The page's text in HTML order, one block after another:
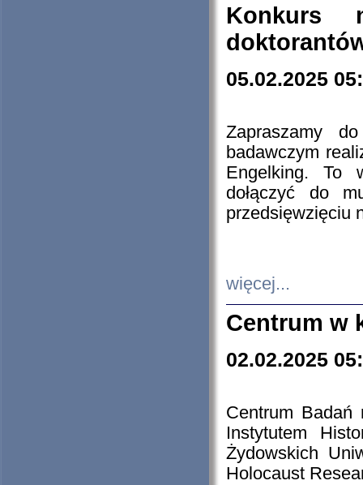
Konkurs
05.02.2025
Zapraszamy
badawczym
Engelking. To
dołączyć do
przedsięwzięciu
więcej...
Centrum w
02.02.2025
Centrum Badań
Instytutem
Żydowskich
Holocaust